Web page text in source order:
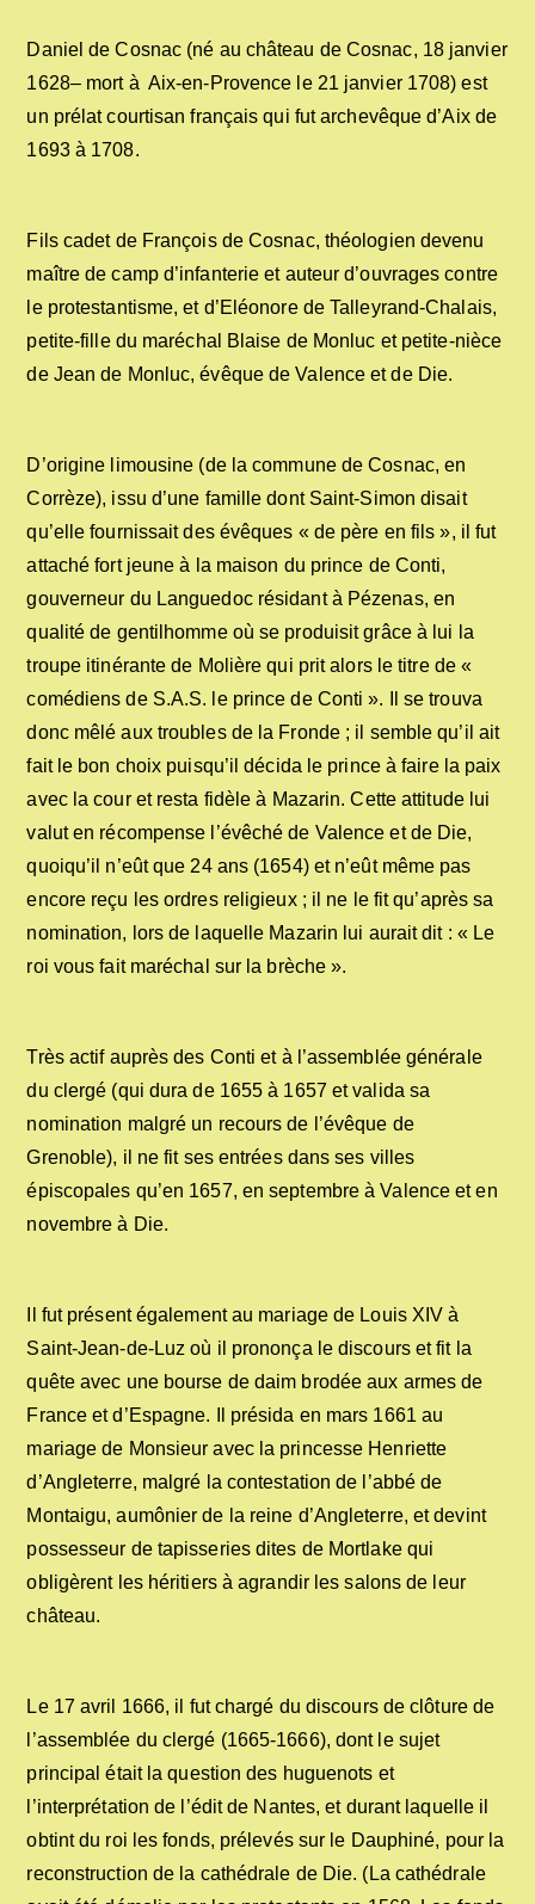
Daniel de Cosnac (né au château de Cosnac, 18 janvier
1628– mort à Aix-en-Provence le 21 janvier 1708) est
un prélat courtisan français qui fut archevêque d’Aix de
1693 à 1708.
Fils cadet de François de Cosnac, théologien devenu
maître de camp d’infanterie et auteur d’ouvrages contre
le protestantisme, et d’Eléonore de Talleyrand-Chalais,
petite-fille du maréchal Blaise de Monluc et petite-nièce
de Jean de Monluc, évêque de Valence et de Die.
D’origine limousine (de la commune de Cosnac, en
Corrèze), issu d’une famille dont Saint-Simon disait
qu’elle fournissait des évêques « de père en fils », il fut
attaché fort jeune à la maison du prince de Conti,
gouverneur du Languedoc résidant à Pézenas, en
qualité de gentilhomme où se produisit grâce à lui la
troupe itinérante de Molière qui prit alors le titre de «
comédiens de S.A.S. le prince de Conti ». Il se trouva
donc mêlé aux troubles de la Fronde ; il semble qu’il ait
fait le bon choix puisqu’il décida le prince à faire la paix
avec la cour et resta fidèle à Mazarin. Cette attitude lui
valut en récompense l’évêché de Valence et de Die,
quoiqu’il n’eût que 24 ans (1654) et n’eût même pas
encore reçu les ordres religieux ; il ne le fit qu’après sa
nomination, lors de laquelle Mazarin lui aurait dit : « Le
roi vous fait maréchal sur la brèche ».
Très actif auprès des Conti et à l’assemblée générale
du clergé (qui dura de 1655 à 1657 et valida sa
nomination malgré un recours de l’évêque de
Grenoble), il ne fit ses entrées dans ses villes
épiscopales qu’en 1657, en septembre à Valence et en
novembre à Die.
Il fut présent également au mariage de Louis XIV à
Saint-Jean-de-Luz où il prononça le discours et fit la
quête avec une bourse de daim brodée aux armes de
France et d’Espagne. Il présida en mars 1661 au
mariage de Monsieur avec la princesse Henriette
d’Angleterre, malgré la contestation de l’abbé de
Montaigu, aumônier de la reine d’Angleterre, et devint
possesseur de tapisseries dites de Mortlake qui
obligèrent les héritiers à agrandir les salons de leur
château.
Le 17 avril 1666, il fut chargé du discours de clôture de
l’assemblée du clergé (1665-1666), dont le sujet
principal était la question des huguenots et
l’interprétation de l’édit de Nantes, et durant laquelle il
obtint du roi les fonds, prélevés sur le Dauphiné, pour la
reconstruction de la cathédrale de Die. (La cathédrale